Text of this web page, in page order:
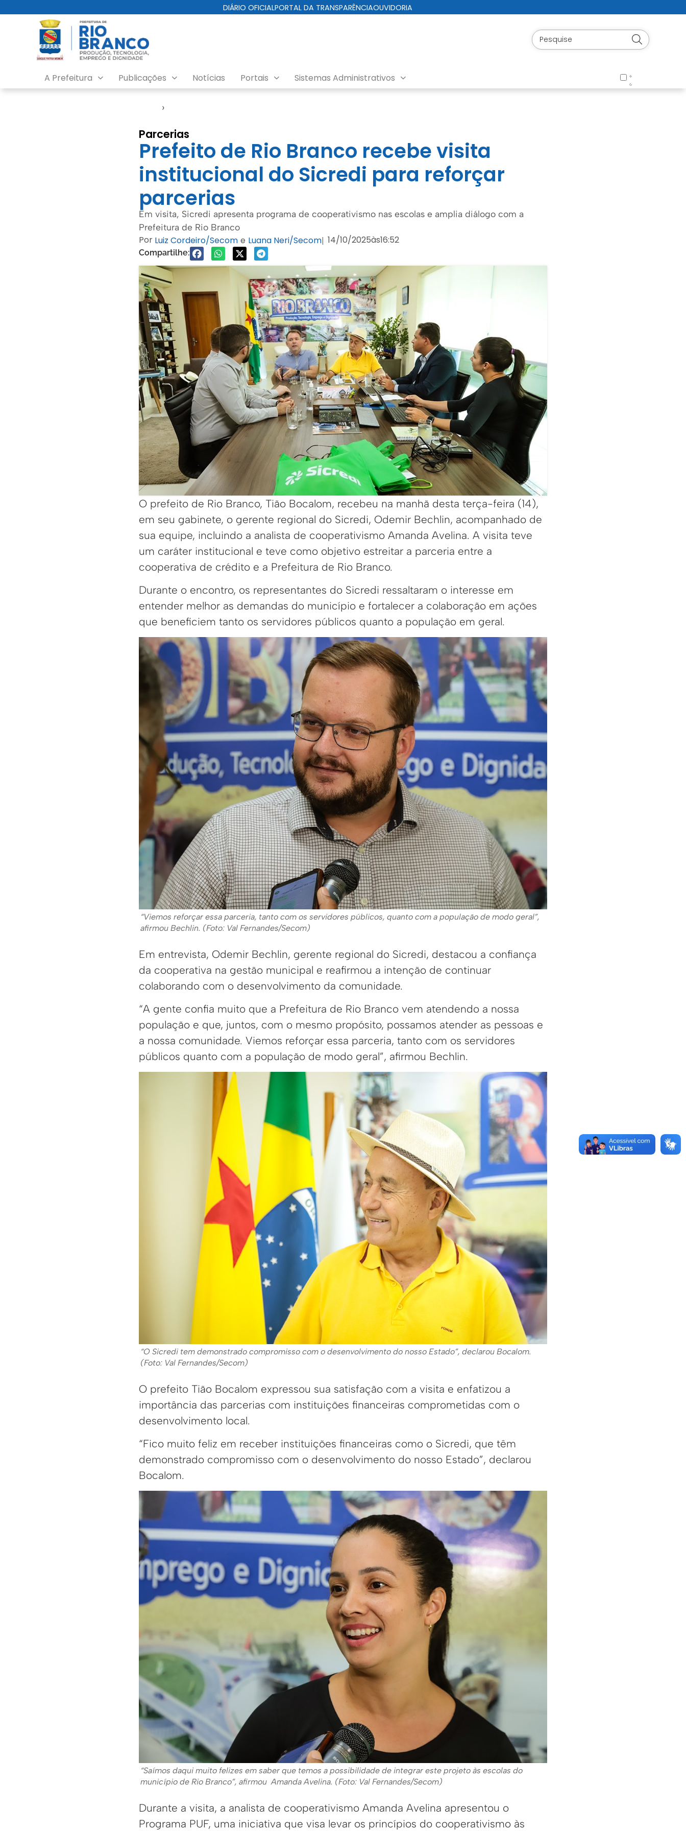
DIÁRIO OFICIALPORTAL DA TRANSPARÊNCIAOUVIDORIA
A Prefeitura Publicações Notícias Portais Sistemas Administrativos
›
Parcerias
Prefeito de Rio Branco recebe visita
institucional do Sicredi para reforçar
parcerias
Em visita, Sicredi apresenta programa de cooperativismo nas escolas e amplia diálogo com a
Prefeitura de Rio Branco
Por Luiz Cordeiro/Secom e Luana Neri/Secom| 14/10/2025às16:52
Compartilhe:
O prefeito de Rio Branco, Tião Bocalom, recebeu na manhã desta terça-feira (14),
em seu gabinete, o gerente regional do Sicredi, Odemir Bechlin, acompanhado de
sua equipe, incluindo a analista de cooperativismo Amanda Avelina. A visita teve
um caráter institucional e teve como objetivo estreitar a parceria entre a
cooperativa de crédito e a Prefeitura de Rio Branco.
Durante o encontro, os representantes do Sicredi ressaltaram o interesse em
entender melhor as demandas do município e fortalecer a colaboração em ações
que beneficiem tanto os servidores públicos quanto a população em geral.
“Viemos reforçar essa parceria, tanto com os servidores públicos, quanto com a população de modo geral”,
afirmou Bechlin. (Foto: Val Fernandes/Secom)
Em entrevista, Odemir Bechlin, gerente regional do Sicredi, destacou a confiança
da cooperativa na gestão municipal e reafirmou a intenção de continuar
colaborando com o desenvolvimento da comunidade.
“A gente confia muito que a Prefeitura de Rio Branco vem atendendo a nossa
população e que, juntos, com o mesmo propósito, possamos atender as pessoas e
a nossa comunidade. Viemos reforçar essa parceria, tanto com os servidores
públicos quanto com a população de modo geral”, afirmou Bechlin.
“O Sicredi tem demonstrado compromisso com o desenvolvimento do nosso Estado”, declarou Bocalom.
(Foto: Val Fernandes/Secom)
O prefeito Tião Bocalom expressou sua satisfação com a visita e enfatizou a
importância das parcerias com instituições financeiras comprometidas com o
desenvolvimento local.
“Fico muito feliz em receber instituições financeiras como o Sicredi, que têm
demonstrado compromisso com o desenvolvimento do nosso Estado”, declarou
Bocalom.
“Saímos daqui muito felizes em saber que temos a possibilidade de integrar este projeto às escolas do
município de Rio Branco”, afirmou Amanda Avelina. (Foto: Val Fernandes/Secom)
Durante a visita, a analista de cooperativismo Amanda Avelina apresentou o
Programa PUF, uma iniciativa que visa levar os princípios do cooperativismo às